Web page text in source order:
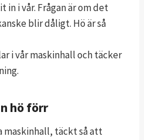
i vår. Frågan är om det
blir dåligt. Hö är så
i vår maskinhall och täcker
hö förr
maskinhall, täckt så att